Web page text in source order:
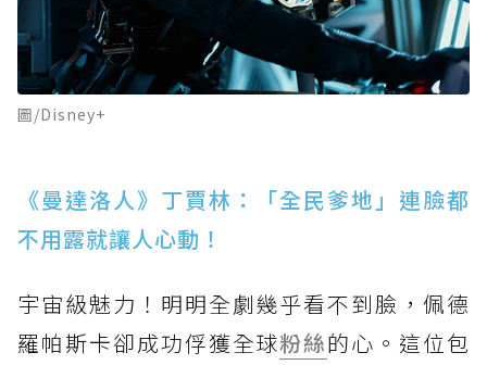
圖/Disney+
《曼達洛人》丁賈林：「全民爹地」連臉都
不用露就讓人心動！
宇宙級魅力！明明全劇幾乎看不到臉，佩德
羅帕斯卡卻成功俘獲全球粉絲的心。這位包